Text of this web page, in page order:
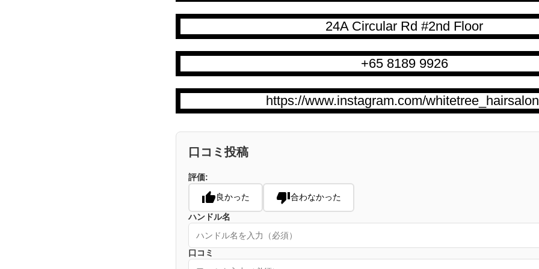
24A Circular Rd #2nd Floor
+65 8189 9926
https://www.instagram.com/
口コミ投稿
評価:
良かった 合わなかった
ハンドル名
口コミ